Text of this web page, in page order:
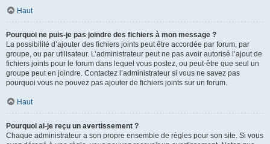
Haut
Pourquoi ne puis-je pas joindre des fichiers à mon message ?
La possibilité d’ajouter des fichiers joints peut être accordée par forum, par
groupe, ou par utilisateur. L’administrateur peut ne pas avoir autorisé l’ajout de
fichiers joints pour le forum dans lequel vous postez, ou peut-être que seul un
groupe peut en joindre. Contactez l’administrateur si vous ne savez pas
pourquoi vous ne pouvez pas ajouter de fichiers joints sur un forum.
Haut
Pourquoi ai-je reçu un avertissement ?
Chaque administrateur a son propre ensemble de règles pour son site. Si vous